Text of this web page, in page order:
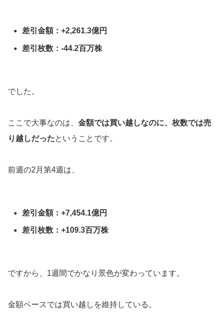
差引金額：+2,261.3億円
差引枚数：-44.2百万株
でした。
ここで大事なのは、 金額では買い越しなのに、枚数では売
り越しだったということです。
前週の2月第4週は、
差引金額：+7,454.1億円
差引枚数：+109.3百万株
ですから、1週間でかなり景色が変わっています。
金額ベースでは買い越しを維持している。